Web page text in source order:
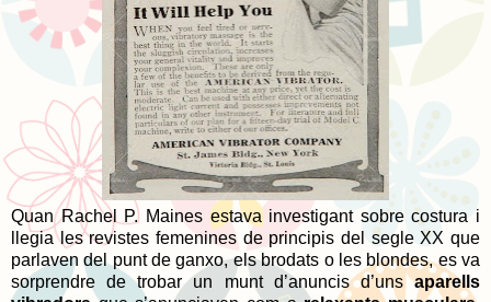
Quan Rachel P. Maines estava investigant sobre costura i
llegia les revistes femenines de principis del segle XX que
parlaven del punt de ganxo, els brodats o les blondes, es va
sorprendre de trobar un munt d’anuncis d’unsaparells